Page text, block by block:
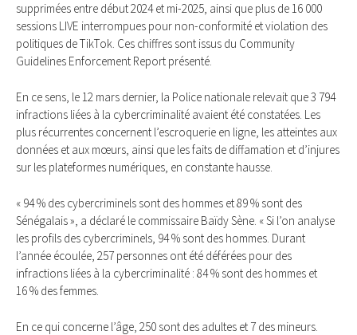
supprimées entre début 2024 et mi-2025, ainsi que plus de 16 000
sessions LIVE interrompues pour non-conformité et violation des
politiques de TikTok. Ces chiffres sont issus du Community
Guidelines Enforcement Report présenté.
En ce sens, le 12 mars dernier, la Police nationale relevait que 3 794
infractions liées à la cybercriminalité avaient été constatées. Les
plus récurrentes concernent l’escroquerie en ligne, les atteintes aux
données et aux mœurs, ainsi que les faits de diffamation et d’injures
sur les plateformes numériques, en constante hausse.
« 94 % des cybercriminels sont des hommes et 89 % sont des
Sénégalais », a déclaré le commissaire Baïdy Sène. « Si l’on analyse
les profils des cybercriminels, 94 % sont des hommes. Durant
l’année écoulée, 257 personnes ont été déférées pour des
infractions liées à la cybercriminalité : 84 % sont des hommes et
16 % des femmes.
En ce qui concerne l’âge, 250 sont des adultes et 7 des mineurs.